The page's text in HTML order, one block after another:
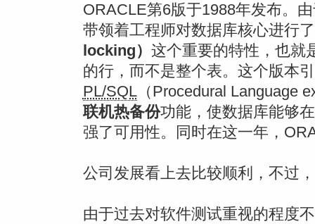
ORACLE第6版于1988年发布。
带领着工程师对数据库核心进行
locking） 这个重要的特性，也就
的行，而不是整个表。这个版本
PL/SQL（Procedural Language
联机热备份功能，使数据库能够
强了可用性。同时在这一年，
公司发展看上去比较顺利，不过
由于过去对软件测试重视的程度